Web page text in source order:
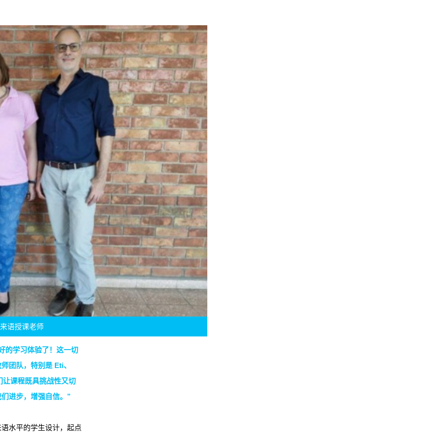
语授课老师
的学习体验了！这一切
团队，特别是 Eti、
课程既具挑战性又切
进步，增强自信。”
水平的学生设计，起点